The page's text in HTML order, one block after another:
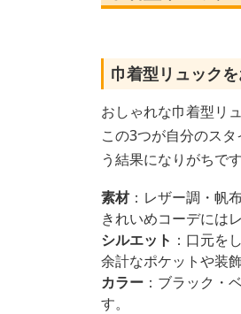
巾着型リュック
おしゃれな巾着型リ
この3つが自分のス
う結果になりがちです
素材：レザー調・帆
きれいめコーデには
シルエット ：口元を
余計なポケットや装
カラー ：ブラック・
す。